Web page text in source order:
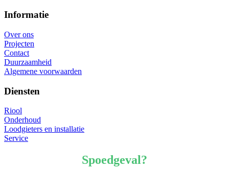
Informatie
Over ons
Projecten
Contact
Duurzaamheid
Algemene voorwaarden
Diensten
Riool
Onderhoud
Loodgieters en installatie
Service
Spoedgeval?